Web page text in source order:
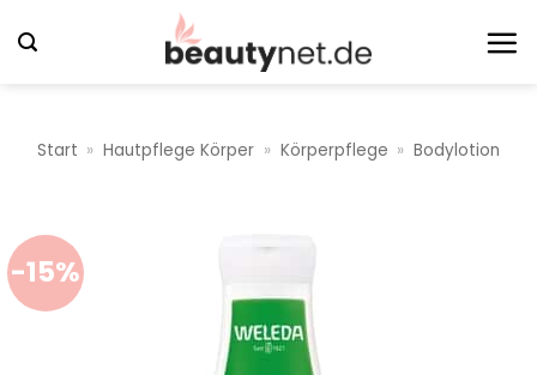
Inhalt
Start » Hautpflege Körper » Körperpflege » Bodylotion
-15%